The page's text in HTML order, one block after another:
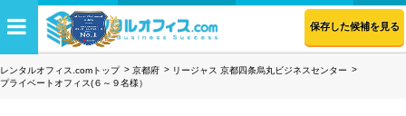
保存した候補を見る
レンタルオフィス.comトップ 京都府
リージャス 京都四条烏丸ビジネスセンター
プライベートオフィス(６～９名様）